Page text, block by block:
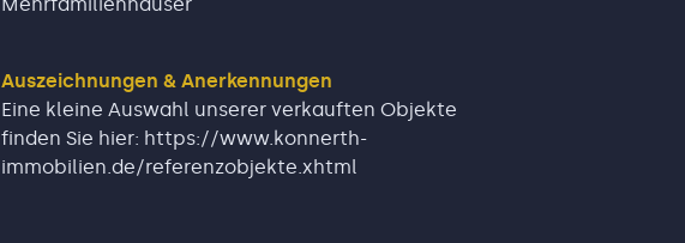
Auszeichnungen & Anerkennungen
Eine kleine Auswahl unserer verkauften Objekte
finden Sie hier: https://www.konnerth-
immobilien.de/referenzobjekte.xhtml